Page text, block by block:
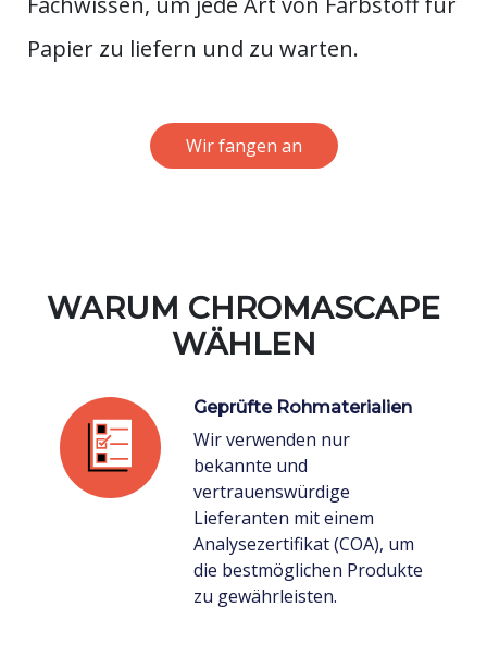
Papier zu liefern und zu warten.
Wir fangen an
WARUM CHROMASCAPE
WÄHLEN
Geprüfte Rohmaterialien
Wir verwenden nur
bekannte und
vertrauenswürdige
Lieferanten mit einem
Analysezertifikat (COA), um
die bestmöglichen Produkte
zu gewährleisten.